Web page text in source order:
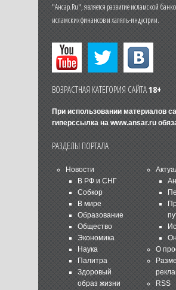
"Ансар.Ru", является развитие исламской
исламских финансов и халяль-индустрии.
ВОЗРАСТНАЯ КАТЕГОРИЯ САЙТА18+
При использовании материалов
гиперссылка на www.ansar.ru
РАЗДЕЛЫ ПОРТАЛА
Новости
В РФ и СНГ
Собкор
В мире
Образование
Общество
Экономика
Наука
Палитра
Здоровый
образ жизни
О
RSS